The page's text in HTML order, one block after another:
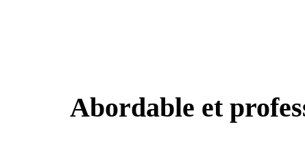
Abordable et